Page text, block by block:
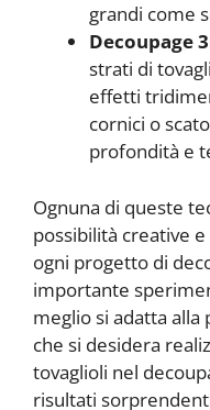
grandi come
Decoupage
strati di
effetti
cornici o
profondità e
Ognuna di queste
possibilità creative
ogni progetto di
importante
meglio si adatta
che si desidera
tovaglioli nel
risultati